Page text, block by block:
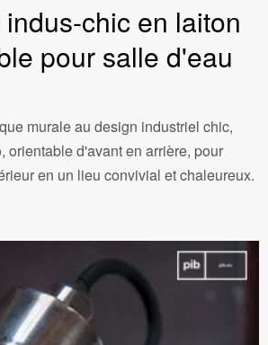
chic en laiton
pour salle d'eau
murale au design industriel chic,
orientable d'avant en arrière, pour
en un lieu convivial et chaleureux.